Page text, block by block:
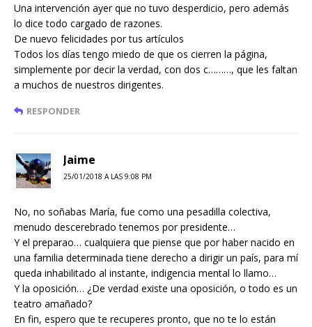
Una intervención ayer que no tuvo desperdicio, pero además
lo dice todo cargado de razones.
De nuevo felicidades por tus artículos
Todos los días tengo miedo de que os cierren la página,
simplemente por decir la verdad, con dos c………, que les faltan
a muchos de nuestros dirigentes.
RESPONDER
Jaime
25/01/2018 A LAS 9:08 PM
No, no soñabas María, fue como una pesadilla colectiva,
menudo descerebrado tenemos por presidente…
Y el preparao… cualquiera que piense que por haber nacido en
una familia determinada tiene derecho a dirigir un país, para mí
queda inhabilitado al instante, indigencia mental lo llamo…
Y la oposición… ¿De verdad existe una oposición, o todo es un
teatro amañado?
En fin, espero que te recuperes pronto, que no te lo están